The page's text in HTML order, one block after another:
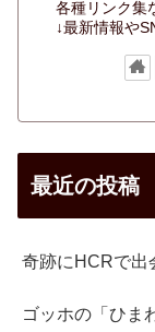
各種リンク集
↓最新情報や
最近の投稿
奇跡にHCRで出
ゴッホの「ひま